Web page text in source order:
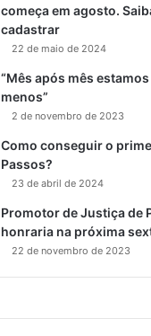
começa em agosto.
cadastrar
22 de maio de 2024
“Mês após mês
menos”
2 de novembro de 2023
Como conseguir o
Passos?
23 de abril de 2024
Promotor de Justiça de
honraria na próxima
22 de novembro de 2023